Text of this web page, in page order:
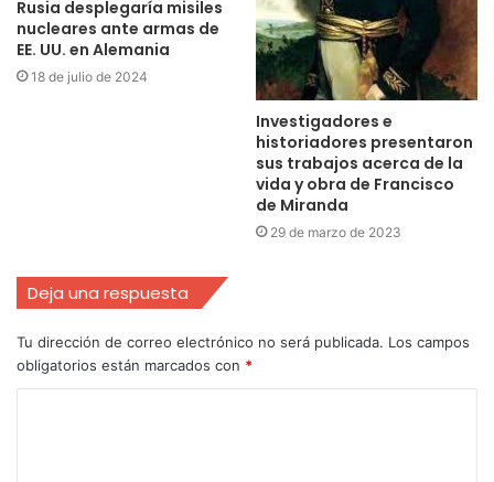
Rusia desplegaría misiles
nucleares ante armas de
EE. UU. en Alemania
18 de julio de 2024
Investigadores e
historiadores presentaron
sus trabajos acerca de la
vida y obra de Francisco
de Miranda
29 de marzo de 2023
Deja una respuesta
Tu dirección de correo electrónico no será publicada. Los campos
obligatorios están marcados con *